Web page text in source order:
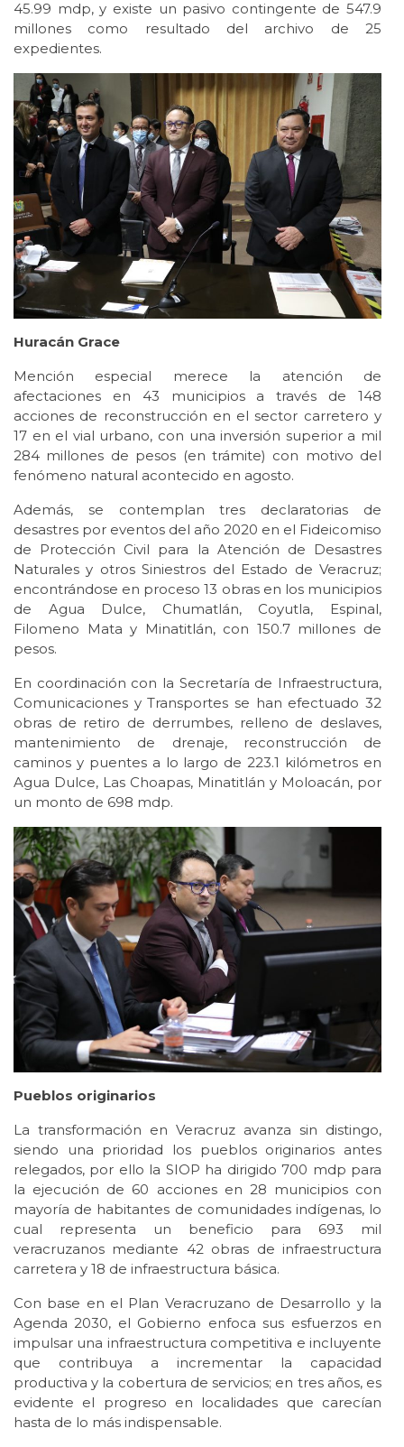
45.99 mdp, y existe un pasivo contingente de 547.9
millones como resultado del archivo de 25
expedientes.
Huracán Grace
Mención especial merece la atención de
afectaciones en 43 municipios a través de 148
acciones de reconstrucción en el sector carretero y
17 en el vial urbano, con una inversión superior a mil
284 millones de pesos (en trámite) con motivo del
fenómeno natural acontecido en agosto.
Además, se contemplan tres declaratorias de
desastres por eventos del año 2020 en el Fideicomiso
de Protección Civil para la Atención de Desastres
Naturales y otros Siniestros del Estado de Veracruz;
encontrándose en proceso 13 obras en los municipios
de Agua Dulce, Chumatlán, Coyutla, Espinal,
Filomeno Mata y Minatitlán, con 150.7 millones de
pesos.
En coordinación con la Secretaría de Infraestructura,
Comunicaciones y Transportes se han efectuado 32
obras de retiro de derrumbes, relleno de deslaves,
mantenimiento de drenaje, reconstrucción de
caminos y puentes a lo largo de 223.1 kilómetros en
Agua Dulce, Las Choapas, Minatitlán y Moloacán, por
un monto de 698 mdp.
Pueblos originarios
La transformación en Veracruz avanza sin distingo,
siendo una prioridad los pueblos originarios antes
relegados, por ello la SIOP ha dirigido 700 mdp para
la ejecución de 60 acciones en 28 municipios con
mayoría de habitantes de comunidades indígenas, lo
cual representa un beneficio para 693 mil
veracruzanos mediante 42 obras de infraestructura
carretera y 18 de infraestructura básica.
Con base en el Plan Veracruzano de Desarrollo y la
Agenda 2030, el Gobierno enfoca sus esfuerzos en
impulsar una infraestructura competitiva e incluyente
que contribuya a incrementar la capacidad
productiva y la cobertura de servicios; en tres años, es
evidente el progreso en localidades que carecían
hasta de lo más indispensable.